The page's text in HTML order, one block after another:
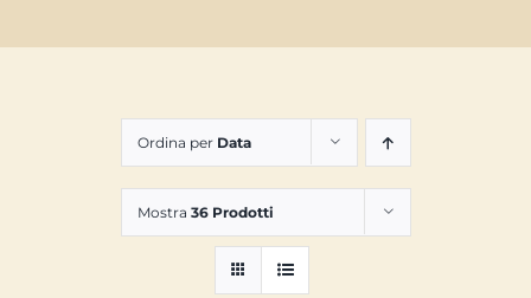
Ordina per Data
Mostra 36 Prodotti